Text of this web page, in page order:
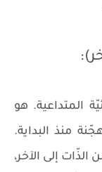
المتداعية. هو
منذ البداية.
الذّات إلى الآخر،